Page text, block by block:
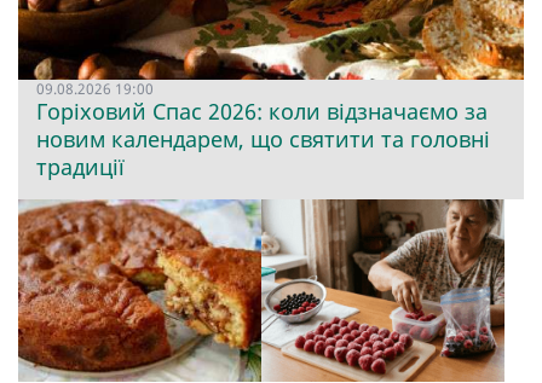
09.08.2026 19:00
Горіховий Спас 2026: коли відзначаємо за
новим календарем, що святити та головні
традиції